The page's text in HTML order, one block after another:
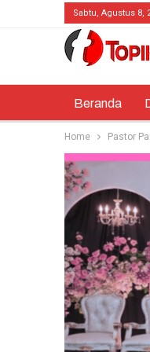
Sabtu, Agustus 8,
Beranda
Home Pastor